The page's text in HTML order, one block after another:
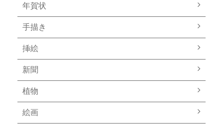
年賀状
手描き
挿絵
新聞
植物
絵画